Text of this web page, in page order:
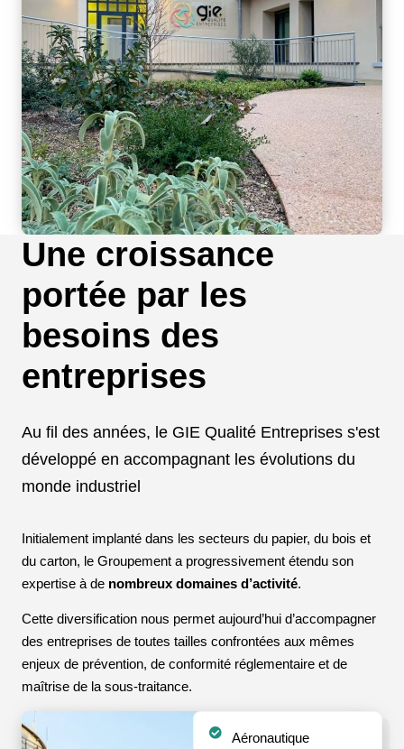
Une croissance
portée par les
besoins des
entreprises
Au fil des années, le GIE Qualité Entreprises s'est
développé en accompagnant les évolutions du
monde industriel
Initialement implanté dans les secteurs du papier, du bois et
du carton, le Groupement a progressivement étendu son
expertise à de nombreux domaines d’activité.
Cette diversification nous permet aujourd’hui d’accompagner
des entreprises de toutes tailles confrontées aux mêmes
enjeux de prévention, de conformité réglementaire et de
maîtrise de la sous-traitance.
Aéronautique